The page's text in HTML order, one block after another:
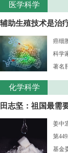
医学科学
辅助生殖技术是治
癌细
科学
著名
化学科学
田志坚：祖国最需
姜中
第
基金